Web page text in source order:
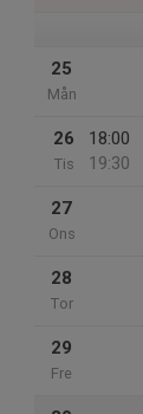
25
Mån
26
Tis
18:00
19:30
27
Ons
28
Tor
29
Fre